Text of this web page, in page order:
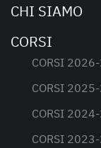
CHI SIAMO
CORSI
CORSI
CORSI
CORSI
CORSI